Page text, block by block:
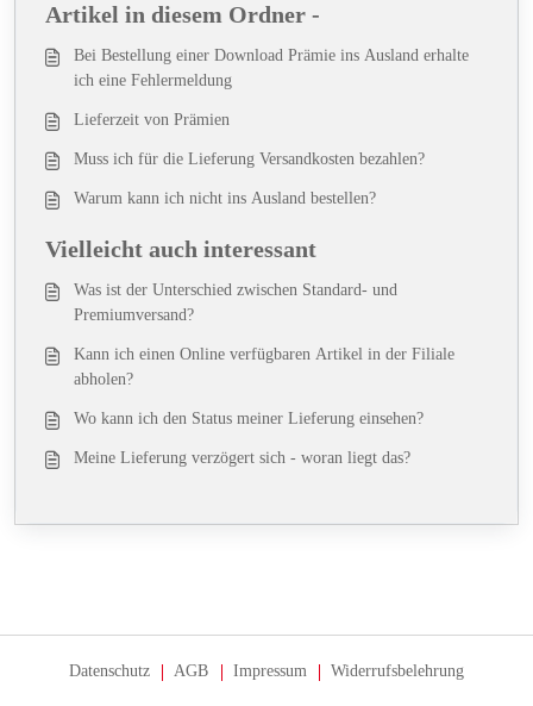
Artikel in diesem Ordner -
Bei Bestellung einer Download Prämie ins Ausland erhalte
ich eine Fehlermeldung
Lieferzeit von Prämien
Muss ich für die Lieferung Versandkosten bezahlen?
Warum kann ich nicht ins Ausland bestellen?
Vielleicht auch interessant
Was ist der Unterschied zwischen Standard- und
Premiumversand?
Kann ich einen Online verfügbaren Artikel in der Filiale
abholen?
Wo kann ich den Status meiner Lieferung einsehen?
Meine Lieferung verzögert sich - woran liegt das?
Datenschutz AGB Impressum Widerrufsbelehrung